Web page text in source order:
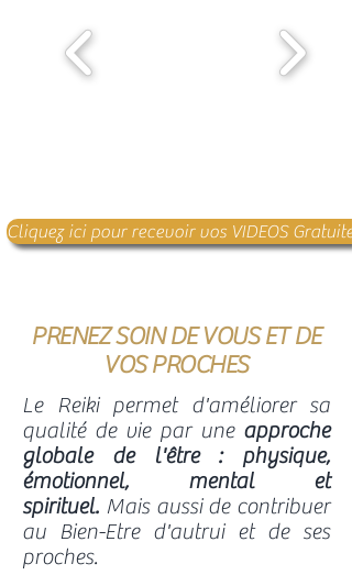
Cliquez ici pour recevoir vos VIDEOS Gratuites
PRENEZ SOIN DE VOUS ET DE
VOS PROCHES
Le Reiki permet d'améliorer sa
qualité de vie par une approche
globale de l'être : physique,
émotionnel, mental et
spirituel. Mais aussi de contribuer
au Bien-Etre d'autrui et de ses
proches.